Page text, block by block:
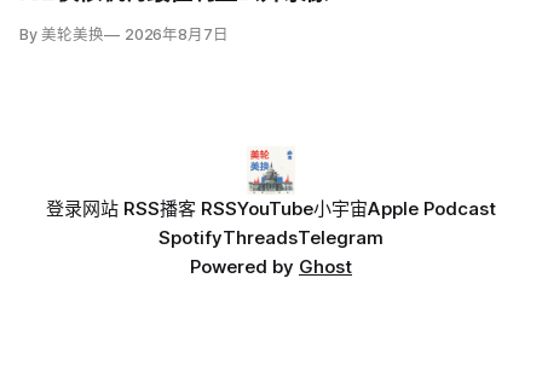
By 美轮美换 2026年8月7日
登录网站 RSS播客 RSSYouTube小宇宙Apple Podcast
SpotifyThreadsTelegram
Powered by Ghost